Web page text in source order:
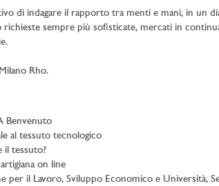
di indagare il rapporto tra menti e mani, in un
sempre più sofisticate, mercati in
Rho.
Benvenuto
al tessuto tecnologico
tessuto?
on line
il Lavoro, Sviluppo Economico e Università,